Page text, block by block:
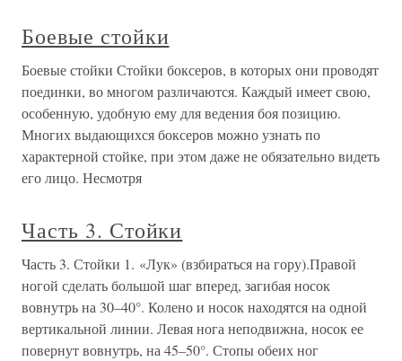
Боевые стойки
Боевые стойки Стойки боксеров, в которых они проводят
поединки, во многом различаются. Каждый имеет свою,
особенную, удобную ему для ведения боя позицию.
Многих выдающихся боксеров можно узнать по
характерной стойке, при этом даже не обязательно видеть
его лицо. Несмотря
Часть 3. Стойки
Часть 3. Стойки 1. «Лук» (взбираться на гору).Правой
ногой сделать большой шаг вперед, загибая носок
вовнутрь на 30–40°. Колено и носок находятся на одной
вертикальной линии. Левая нога неподвижна, носок ее
повернут вовнутрь, на 45–50°. Стопы обеих ног